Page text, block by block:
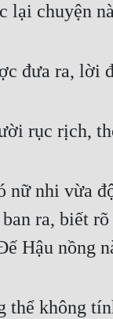
lại chuyện
đưa ra, lời
rục rịch,
nữ nhi vừa
ra, biết
Hậu nồng
thể không